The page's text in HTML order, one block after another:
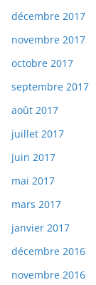
décembre 2017
novembre 2017
octobre 2017
septembre 2017
août 2017
juillet 2017
juin 2017
mai 2017
mars 2017
janvier 2017
décembre 2016
novembre 2016